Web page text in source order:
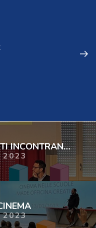
LICEI KARIS, GLI STUDENTI INCONTRANO JACOPO VILLA
2023
2023